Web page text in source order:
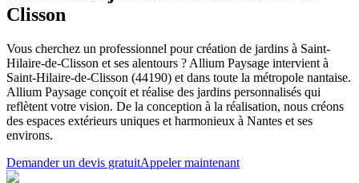
Clisson
Vous cherchez un professionnel pour création de jardins à Saint-
Hilaire-de-Clisson et ses alentours ? Allium Paysage intervient à
Saint-Hilaire-de-Clisson (44190) et dans toute la métropole nantaise.
Allium Paysage conçoit et réalise des jardins personnalisés qui
reflètent votre vision. De la conception à la réalisation, nous créons
des espaces extérieurs uniques et harmonieux à Nantes et ses
environs.
Demander un devis gratuitAppeler maintenant